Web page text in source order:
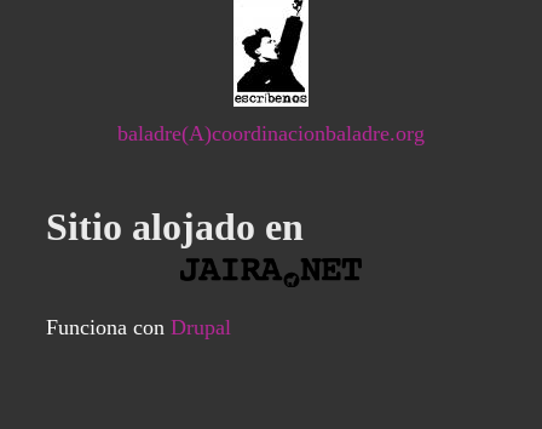
baladre(A)coordinacionbaladre.org
Sitio alojado en
Funciona con Drupal